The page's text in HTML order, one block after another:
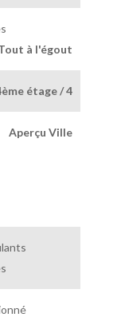
à l'égout
étage / 4
Aperçu Ville